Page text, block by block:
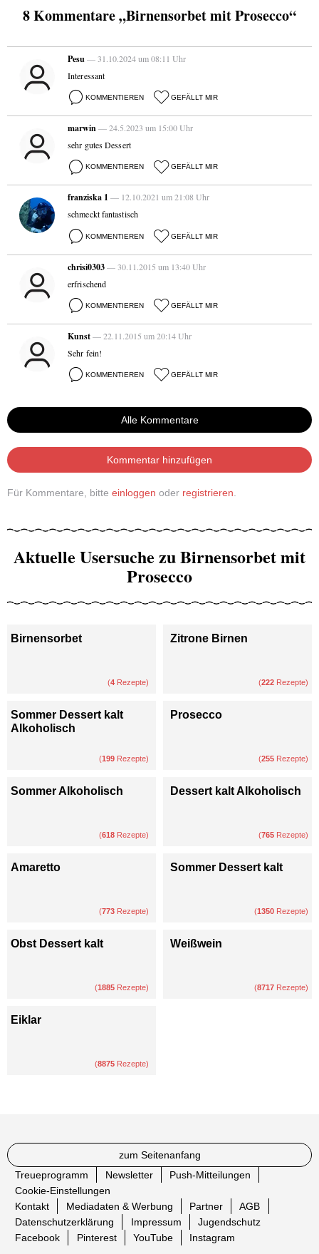
8 Kommentare „Birnensorbet mit Prosecco“
Pesu— 31.10.2024 um 08:11 Uhr
Interessant
KOMMENTIEREN GEFÄLLT MIR
marwin— 24.5.2023 um 15:00 Uhr
sehr gutes Dessert
KOMMENTIEREN GEFÄLLT MIR
franziska 1 — 12.10.2021 um 21:08 Uhr
schmeckt fantastisch
KOMMENTIEREN GEFÄLLT MIR
chrisi0303— 30.11.2015 um 13:40 Uhr
erfrischend
KOMMENTIEREN GEFÄLLT MIR
Kunst— 22.11.2015 um 20:14 Uhr
Sehr fein!
KOMMENTIEREN GEFÄLLT MIR
Alle Kommentare
Kommentar hinzufügen
Für Kommentare, bitte einloggen oder registrieren
Aktuelle Usersuche zu Birnensorbet mit
Prosecco
Birnensorbet
(4 Rezepte)
Zitrone Birnen
(222 Rezepte)
Sommer Dessert kalt
Alkoholisch
(199 Rezepte)
Prosecco
(255 Rezepte)
Sommer Alkoholisch
(618 Rezepte)
Dessert kalt Alkoholisch
(765 Rezepte)
Amaretto
(773 Rezepte)
Sommer Dessert kalt
(1350 Rezepte)
Obst Dessert kalt
(1885 Rezepte)
Weißwein
(8717 Rezepte)
Eiklar
(8875 Rezepte)
zum Seitenanfang
Treueprogramm
Newsletter
Push-Mitteilungen
Cookie-Einstellungen
Kontakt
Mediadaten & Werbung Partner
AGB
Datenschutzerklärung
Impressum
Jugendschutz
Facebook
Pinterest YouTube Instagram